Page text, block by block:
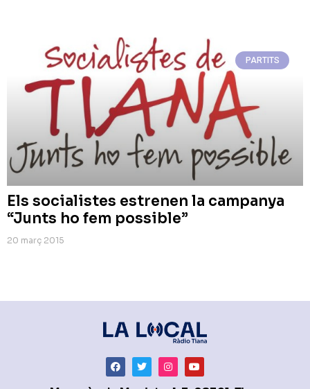
PARTITS
Els socialistes estrenen la campanya
“Junts ho fem possible”
20 març 2015